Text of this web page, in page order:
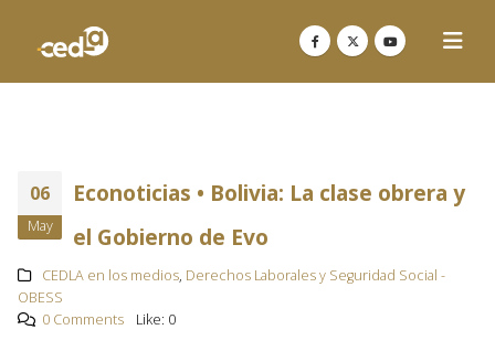
06
May
Econoticias • Bolivia: La clase obrera y
el Gobierno de Evo
CEDLA en los medios, Derechos Laborales y Seguridad Social -
OBESS
0 Comments
Like: 0